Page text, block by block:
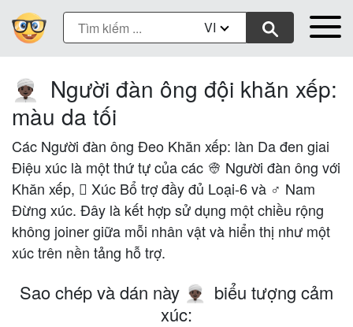
VI
👳🏿‍♂️
Người đàn ông đội khăn xếp:
màu da tối
Các Người đàn ông Đeo Khăn xếp: làn Da đen giai
Điệu xúc là một thứ tự của các 👳 Người đàn ông với
Khăn xếp, 🏿 Xúc Bổ trợ đầy đủ Loại-6 và ♂ Nam
Đừng xúc. Đây là kết hợp sử dụng một chiều rộng
không joiner giữa mỗi nhân vật và hiển thị như một
xúc trên nền tảng hỗ trợ.
Sao chép và dán này 👳🏿‍♂️
biểu tượng cảm
xúc: